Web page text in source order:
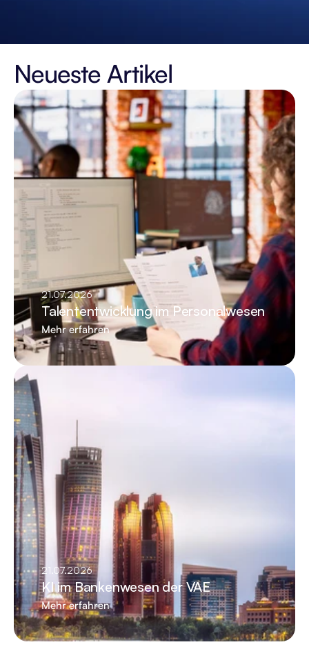
Neueste Artikel
21.07.2026
Talententwicklung im Personalwesen
Mehr erfahren
21.07.2026
KI im Bankenwesen der VAE
Mehr erfahren